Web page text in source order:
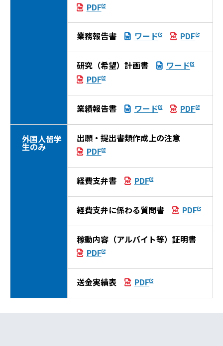
PDF
業務報告書 ワード PDF
研究（希望）計画書
ワード
PDF
業績報告書 ワード PDF
外国人留学
生のみ
出願・提出書類作成上の注意
PDF
経費支弁書 PDF
経費支弁に係わる質問書 PDF
稼動内容（アルバイト等）証明書
PDF
送金実績表 PDF